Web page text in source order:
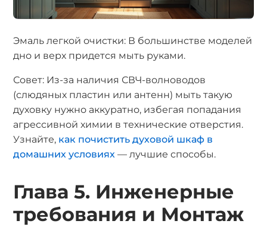
Эмаль легкой очистки: В большинстве моделей
дно и верх придется мыть руками.
Совет: Из-за наличия СВЧ-волноводов
(слюдяных пластин или антенн) мыть такую
духовку нужно аккуратно, избегая попадания
агрессивной химии в технические отверстия.
Узнайте, как почистить духовой шкаф в
домашних условиях — лучшие способы.
Глава 5. Инженерные
требования и Монтаж